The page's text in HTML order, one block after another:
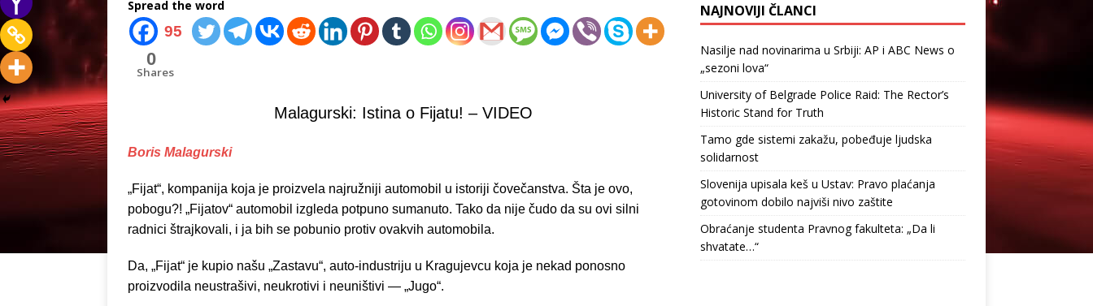
Spread the word
95
0
Shares
Malagurski: Istina o Fijatu! – VIDEO
Boris Malagurski
„Fijat“, kompanija koja je proizvela najružniji automobil u istoriji čovečanstva. Šta je ovo,
pobogu?! „Fijatov“ automobil izgleda potpuno sumanuto. Tako da nije čudo da su ovi silni
radnici štrajkovali, i ja bih se pobunio protiv ovakvih automobila.
Da, „Fijat“ je kupio našu „Zastavu“, auto-industriju u Kragujevcu koja je nekad ponosno
proizvodila neustrašivi, neukrotivi i neuništivi — „Jugo“.
NAJNOVIJI ČLANCI
Nasilje nad novinarima u Srbiji: AP i ABC News o
„sezoni lova“
University of Belgrade Police Raid: The Rector’s
Historic Stand for Truth
Tamo gde sistemi zakažu, pobeđuje ljudska
solidarnost
Slovenija upisala keš u Ustav: Pravo plaćanja
gotovinom dobilo najviši nivo zaštite
Obraćanje studenta Pravnog fakulteta: „Da li
shvatate…“